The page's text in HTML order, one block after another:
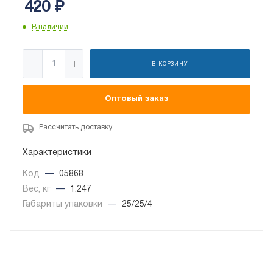
420₽
В наличии
В КОРЗИНУ
Оптовый заказ
Рассчитать доставку
Характеристики
Код —
05868
Вес, кг
—
1.247
Габариты упаковки
— 25/25/4